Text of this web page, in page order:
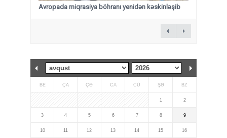
Avropada miqrasiya böhranı yenidən kəskinləşib
BE ÇA ÇƏ CA CÜ ŞƏ BZ
1 2
3 4 5 6 7 8 9
10 11 12 13 14 15 16